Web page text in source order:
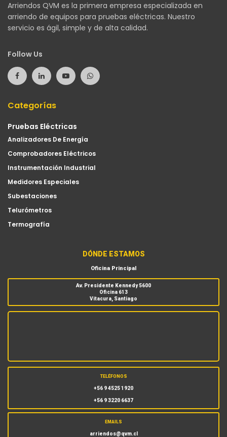
Arriendos QVM es la primera empresa especializada en
arriendo de equipos para pruebas eléctricas. Nuestro
servicio es ágil, simple y de alta calidad.
Follow Us
Categorías
Pruebas Eléctricas
Analizadores De Energía
Comprobadores Eléctricos
Instrumentación Industrial
Medidores Especiales
Subestaciones
Telurómetros
Termografía
DÓNDE ESTAMOS
Oficina Principal
Av. Presidente Kennedy 5600
Oficina 613
Vitacura, Santiago
TELÉFONOS
+56 9 4525 1920
+56 9 3220 6637
EMAILS
arriendos@qvm.cl